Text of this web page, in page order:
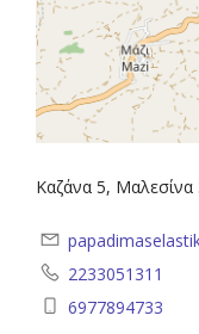
Καζάνα 5, Μαλεσίνα
2233051311
6977894733